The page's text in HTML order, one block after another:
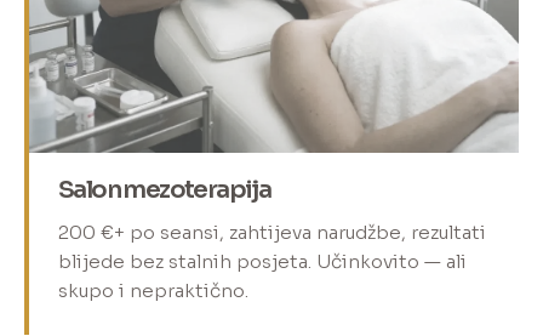
Salon mezoterapija
200 €+ po seansi, zahtijeva narudžbe, rezultati
blijede bez stalnih posjeta. Učinkovito — ali
skupo i nepraktično.